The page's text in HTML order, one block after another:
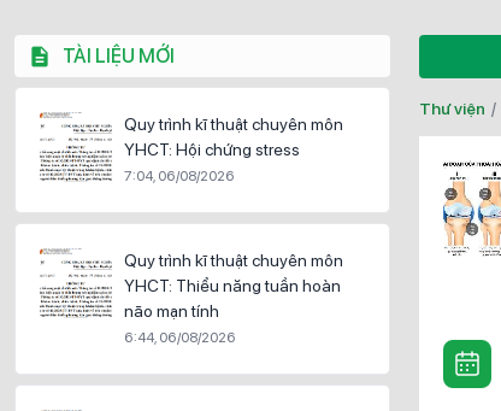
TÀI LIỆU MỚI
Quy trình kĩ thuật chuyên môn
YHCT: Hội chứng stress
7:04, 06/08/2026
Quy trình kĩ thuật chuyên môn
YHCT: Thiểu năng tuần hoàn
não mạn tính
6:44, 06/08/2026
Thư viện /